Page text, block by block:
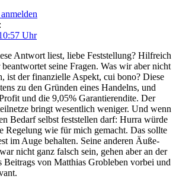
Uhr
Ant­wort liest, lie­be Fest­stel­lung? Hilf­reich
beant­wor­tet sei­ne Fra­gen. Was wir aber nicht
ist der finan­zi­el­le Aspekt, cui bono? Die­se
zu den Grün­den eines Han­delns, und
und die 9,05% Garan­tie­ren­di­te. Der
bringt wesent­lich weni­ger. Und wenn
Bedarf selbst fest­stel­len darf: Hur­ra wür­de
Rege­lung wie für mich gemacht. Das soll­te
im Auge behal­ten. Sei­ne ande­ren Äuße­
nicht ganz falsch sein, gehen aber an der
Bei­trags von Mat­thi­as Groble­ben vor­bei und